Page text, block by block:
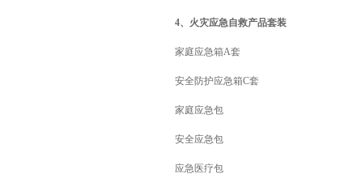
4、火灾应急自救产品套装
家庭应急箱A套
安全防护应急箱C套
家庭应急包
安全应急包
应急医疗包